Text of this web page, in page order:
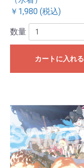
￥1,980 (税込)
数量
カートに入れる